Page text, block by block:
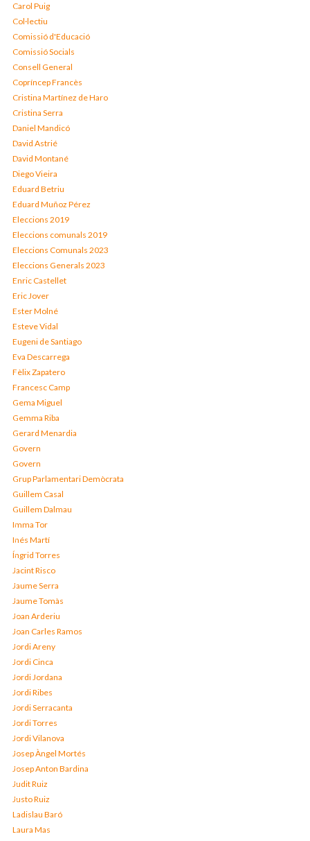
Carol Puig
Col·lectiu
Comissió d'Educació
Comissió Socials
Consell General
Copríncep Francès
Cristina Martínez de Haro
Cristina Serra
Daniel Mandicó
David Astrié
David Montané
Diego Vieira
Eduard Betriu
Eduard Muñoz Pérez
Eleccions 2019
Eleccions comunals 2019
Eleccions Comunals 2023
Eleccions Generals 2023
Enric Castellet
Eric Jover
Ester Molné
Esteve Vidal
Eugeni de Santiago
Eva Descarrega
Fèlix Zapatero
Francesc Camp
Gema Miguel
Gemma Riba
Gerard Menardia
Govern
Govern
Grup Parlamentari Demòcrata
Guillem Casal
Guillem Dalmau
Imma Tor
Inés Martí
Íngrid Torres
Jacint Risco
Jaume Serra
Jaume Tomàs
Joan Arderiu
Joan Carles Ramos
Jordi Areny
Jordi Cinca
Jordi Jordana
Jordi Ribes
Jordi Serracanta
Jordi Torres
Jordi Vilanova
Josep Àngel Mortés
Josep Anton Bardina
Judit Ruiz
Justo Ruiz
Ladislau Baró
Laura Mas